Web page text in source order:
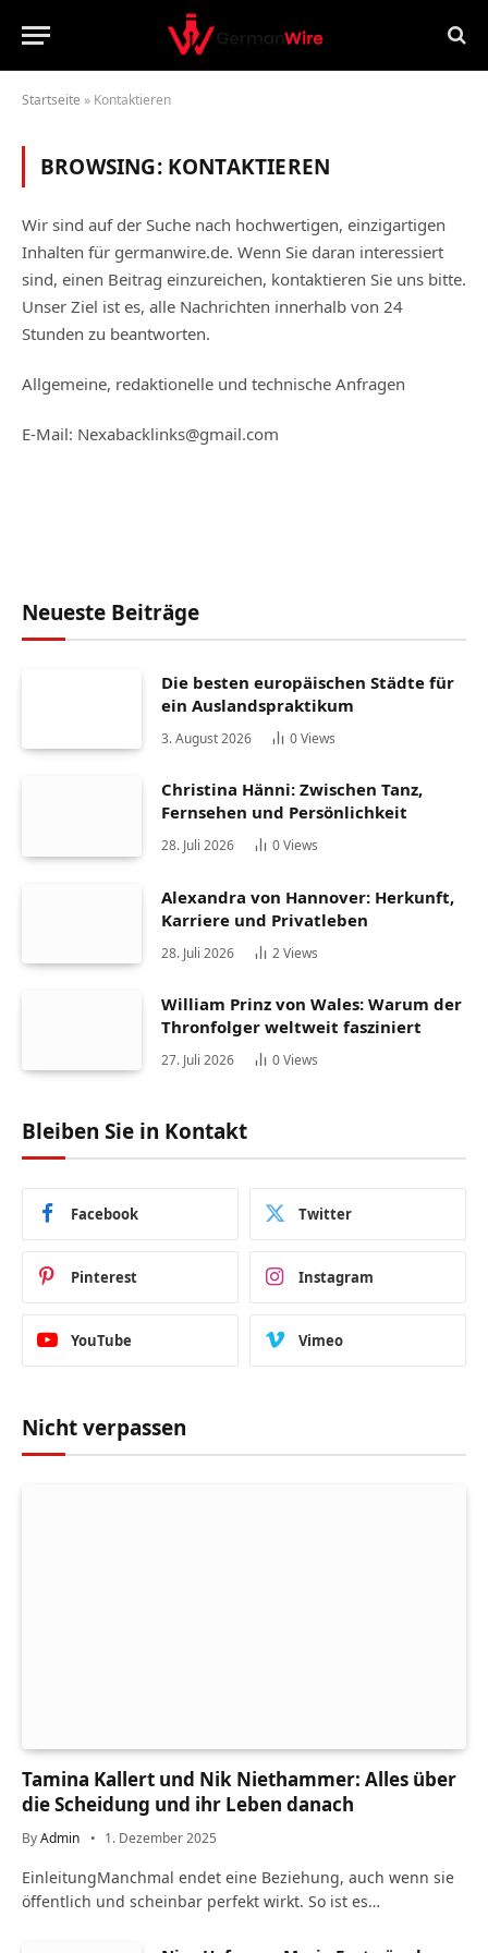
Startseite » Kontaktieren
BROWSING: KONTAKTIEREN
Wir sind auf der Suche nach hochwertigen, einzigartigen
Inhalten für germanwire.de. Wenn Sie daran interessiert
sind, einen Beitrag einzureichen, kontaktieren Sie uns bitte.
Unser Ziel ist es, alle Nachrichten innerhalb von 24
Stunden zu beantworten.
Allgemeine, redaktionelle und technische Anfragen
E-Mail: Nexabacklinks@gmail.com
Neueste Beiträge
Die besten europäischen Städte für
ein Auslandspraktikum
3. August 2026 0Views
Christina Hänni: Zwischen Tanz,
Fernsehen und Persönlichkeit
28. Juli 2026 0Views
Alexandra von Hannover: Herkunft,
Karriere und Privatleben
28. Juli 2026 2Views
William Prinz von Wales: Warum der
Thronfolger weltweit fasziniert
27. Juli 2026 0Views
Bleiben Sie in Kontakt
Facebook Twitter
Pinterest Instagram
YouTube Vimeo
Nicht verpassen
Tamina Kallert und Nik Niethammer: Alles über
die Scheidung und ihr Leben danach
ByAdmin 1. Dezember 2025
EinleitungManchmal endet eine Beziehung, auch wenn sie
öffentlich und scheinbar perfekt wirkt. So ist es…